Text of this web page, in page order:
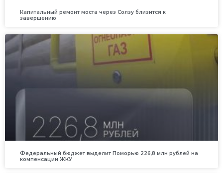
Капитальный ремонт моста через Солзу близится к
завершению
Федеральный бюджет выделит Поморью 226,8 млн рублей на
компенсации ЖКУ